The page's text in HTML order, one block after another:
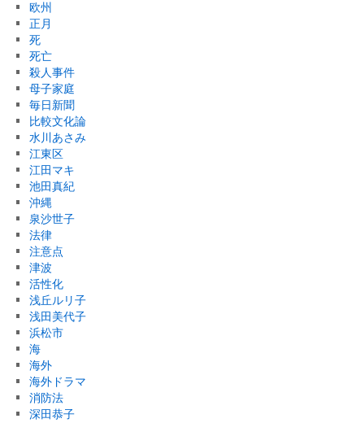
欧州
正月
死
死亡
殺人事件
母子家庭
毎日新聞
比較文化論
水川あさみ
江東区
江田マキ
池田真紀
沖縄
泉沙世子
法律
注意点
津波
活性化
浅丘ルリ子
浅田美代子
浜松市
海
海外
海外ドラマ
消防法
深田恭子